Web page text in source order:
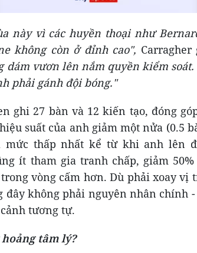
này vì các huyền thoại như
không còn ở đỉnh cao",
dám vươn lên nắm quyền kiểm
phải gánh đội bóng."
ghi 27 bàn và 12 kiến tạo, đóng
suất của anh giảm một nửa (0.5
mức thấp nhất kể từ khi anh lên
ít tham gia tranh chấp, giảm
vòng cấm hơn. Dù phải xoay vị
đây không phải nguyên nhân chính
tương tự.
tâm lý?